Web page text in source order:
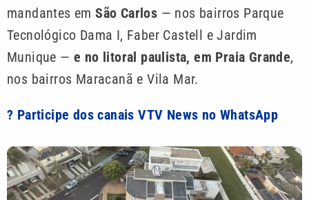
mandantes emSão Carlos — nos bairros Parque
Tecnológico Dama I, Faber Castell e Jardim
Munique —e no litoral paulista, em Praia Grande,
nos bairros Maracanã e Vila Mar.
? Participe dos canais VTV News no WhatsApp